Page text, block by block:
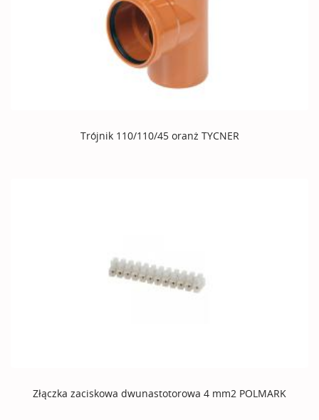
Trójnik 110/110/45 oranż TYCNER
Złączka zaciskowa dwunastotorowa 4 mm2 POLMARK